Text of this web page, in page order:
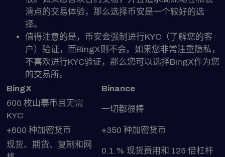
滑点的交易体验，那么选择币安是一个较好的选
择。
值得注意的是，币安会强制进行KYC（了解您的客
户）验证，而BingX则不会。如果您非常注重隐私，
不喜欢进行KYC验证，那么您可以选择BingX作为您
的交易所。
BingX
Binance
600 枚山寨币且无需
KYC
一切都很棒
+600 种加密货币
+350 种加密货币
现货、期货、复制和网
0.1.% 现货费用和 125 倍杠杆